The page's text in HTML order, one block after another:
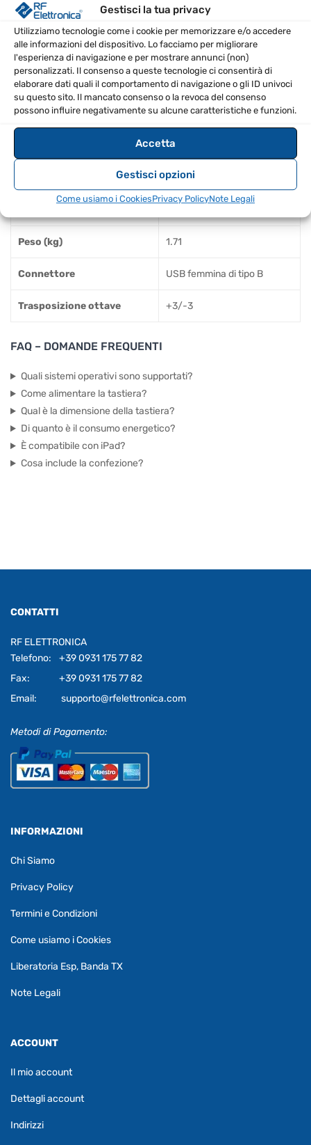
Gestisci la tua privacy
Utilizziamo tecnologie come i cookie per memorizzare e/o accedere
alle informazioni del dispositivo. Lo facciamo per migliorare
l'esperienza di navigazione e per mostrare annunci (non)
personalizzati. Il consenso a queste tecnologie ci consentirà di
elaborare dati quali il comportamento di navigazione o gli ID univoci
su questo sito. Il mancato consenso o la revoca del consenso
possono influire negativamente su alcune caratteristiche e funzioni.
Accetta
Gestisci opzioni
Come usiamo i CookiesPrivacy PolicyNote Legali
Collegare la tastiera a un computer o dispositivo
compatibile tramite USB.
Utilizzare gli adattatori Apple appropriati per il
collegamento ai dispositivi iOS.
Sfruttare la trasposizione ottave per adattare le note
a diverse tonalità.
Utilizzare il pedale assegnabile per controllare le
funzionalità aggiuntive.
SPECIFICHE TECNICHE
Peso (kg) 1.71
Connettore USB femmina di tipo B
Trasposizione ottave +3/-3
FAQ – DOMANDE FREQUENTI
Quali sistemi operativi sono supportati?
Come alimentare la tastiera?
Qual è la dimensione della tastiera?
Di quanto è il consumo energetico?
È compatibile con iPad?
Cosa include la confezione?
CONTATTI
RF ELETTRONICA
Telefono:
+39 0931 175 77 82
Fax:
+39 0931 175 77 82
Email:
supporto@rfelettronica.com
Metodi di Pagamento:
INFORMAZIONI
Chi Siamo
Privacy Policy
Termini e Condizioni
Come usiamo i Cookies
Liberatoria Esp, Banda TX
Note Legali
ACCOUNT
Il mio account
Dettagli account
Indirizzi